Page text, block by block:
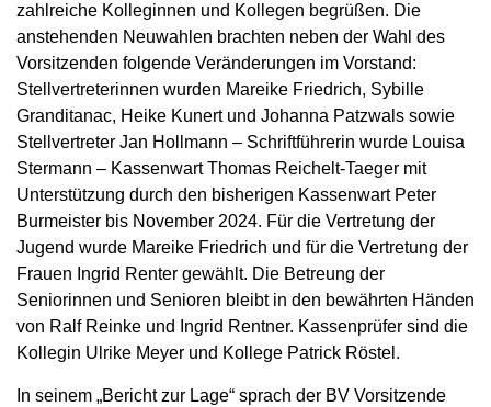
zahlreiche Kolleginnen und Kollegen begrüßen. Die
anstehenden Neuwahlen brachten neben der Wahl des
Vorsitzenden folgende Veränderungen im Vorstand:
Stellvertreterinnen wurden Mareike Friedrich, Sybille
Granditanac, Heike Kunert und Johanna Patzwals sowie
Stellvertreter Jan Hollmann – Schriftführerin wurde Louisa
Stermann – Kassenwart Thomas Reichelt-Taeger mit
Unterstützung durch den bisherigen Kassenwart Peter
Burmeister bis November 2024. Für die Vertretung der
Jugend wurde Mareike Friedrich und für die Vertretung der
Frauen Ingrid Renter gewählt. Die Betreung der
Seniorinnen und Senioren bleibt in den bewährten Händen
von Ralf Reinke und Ingrid Rentner. Kassenprüfer sind die
Kollegin Ulrike Meyer und Kollege Patrick Röstel.
In seinem „Bericht zur Lage“ sprach der BV Vorsitzende